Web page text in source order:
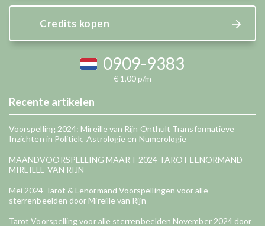
Credits kopen
0909-9383
€ 1,00 p/m
Recente artikelen
Voorspelling 2024: Mireille van Rijn Onthult Transformatieve
Inzichten in Politiek, Astrologie en Numerologie
MAANDVOORSPELLING MAART 2024 TAROT LENORMAND –
MIREILLE VAN RIJN
Mei 2024 Tarot & Lenormand Voorspellingen voor alle
sterrenbeelden door Mireille van Rijn
Tarot Voorspelling voor alle sterrenbeelden November 2024 door